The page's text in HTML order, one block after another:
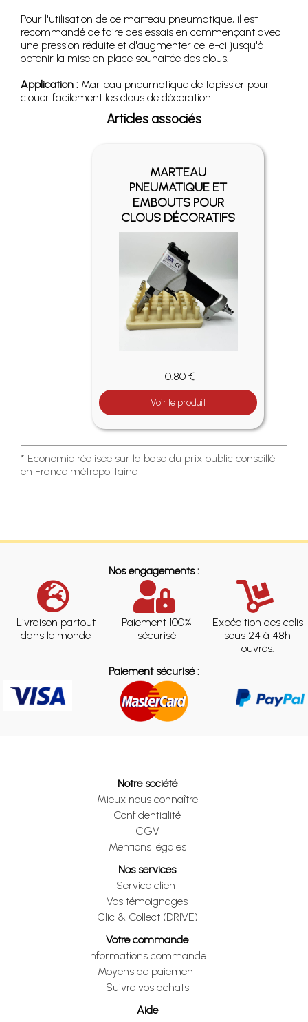
Pour l'utilisation de ce marteau pneumatique, il est
recommandé de faire des essais en commençant avec
une pression réduite et d'augmenter celle-ci jusqu'à
obtenir la mise en place souhaitée des clous.
Application : Marteau pneumatique de tapissier pour
clouer facilement les clous de décoration.
Articles associés
MARTEAU
PNEUMATIQUE ET
EMBOUTS POUR
CLOUS DÉCORATIFS
10.80 €
Voir le produit
* Economie réalisée sur la base du prix public conseillé
en France métropolitaine
Nos engagements :
Livraison partout
dans le monde
Paiement 100%
sécurisé
Expédition des colis
sous 24 à 48h
ouvrés.
Paiement sécurisé :
Notre société
Mieux nous connaître
Confidentialité
CGV
Mentions légales
Nos services
Service client
Vos témoignages
Clic & Collect (DRIVE)
Votre commande
Informations commande
Moyens de paiement
Suivre vos achats
Aide